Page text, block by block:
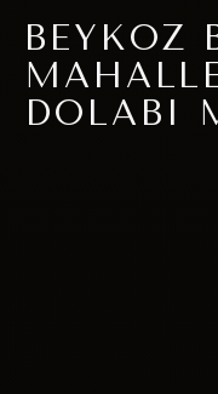
BEYKOZ
DOLABI